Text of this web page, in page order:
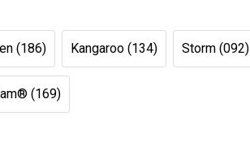
(186) Kangaroo (134) Storm (092)
(169)